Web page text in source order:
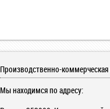
Производственно-
Мы находимся по адресу: